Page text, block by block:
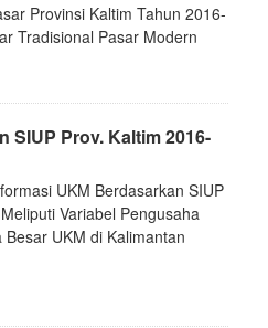
Provinsi Kaltim Tahun 2016-
Tradisional Pasar Modern
SIUP Prov. Kaltim 2016-
UKM Berdasarkan SIUP
Variabel Pengusaha
UKM di Kalimantan